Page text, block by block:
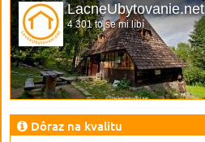
LacneUbytovanie.net
4 301 to se mi líbí
Dôraz na kvalitu